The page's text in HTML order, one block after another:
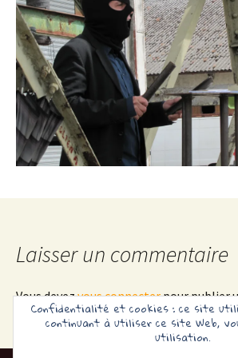
Laisser un commentaire
Vous devezvous connecterpour publier
Confidentialité et cookies : ce site
continuant à utiliser ce site Web,
utilisation.